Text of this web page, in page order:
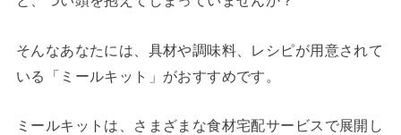
そんなあなたには、具材や調味料、レシピが用意されて
いる「ミールキット」がおすすめです。
ミールキットは、さまざまな食材宅配サービスで展開し